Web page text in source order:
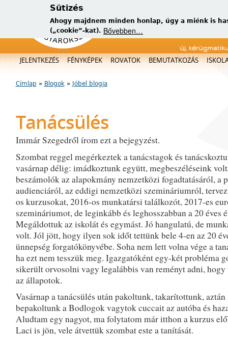
Sütizés
Ahogy majdnem minden honlap, úgy a miénk is
(„cookie”-kat). Bővebben…
új,
Főmenü
JELENTKEZÉS FÉNYKÉPEK ROVATOK BEMUTATKOZÁS
Jelenlegi hely
Címlap » Blogok» Jóbel blogja
Tanácsülés
Immár Szegedről írom ezt a bejegyzést.
Szombat reggel megérkeztek a tanácstagok és
vasárnap délig: imádkoztunk együtt, megbeszéléseink
beszámolók az alapokmány nemzetközi fogadtatásáról, a
audienciáról, az eddigi nemzetközi szemináriumról,
os kurzusokat, 2016-os munkatársi találkozót, 2017-es
szemináriumot, de leginkább és leghosszabban a 20 éves
Megáldottuk az iskolát és egymást. Jó hangulatú, de
volt. Jól jött, hogy ilyen sok időt tettünk bele 4-en az 20
ünnepség forgatókönyvébe. Soha nem lett volna vége a
ha ezt nem tesszük meg. Igazgatóként egy-két probléma
sikerült orvosolni vagy legalábbis van reményt adni,
az állapotok.
Vasárnap a tanácsülés után pakoltunk, takarítottunk,
bepakoltunk a Bodlogok vagytok cuccait az autóba és
Aludtam egy nagyot, ma folytatom már itthon a kurzus
Laci is jön, vele átvettük szombat este a tanítását.